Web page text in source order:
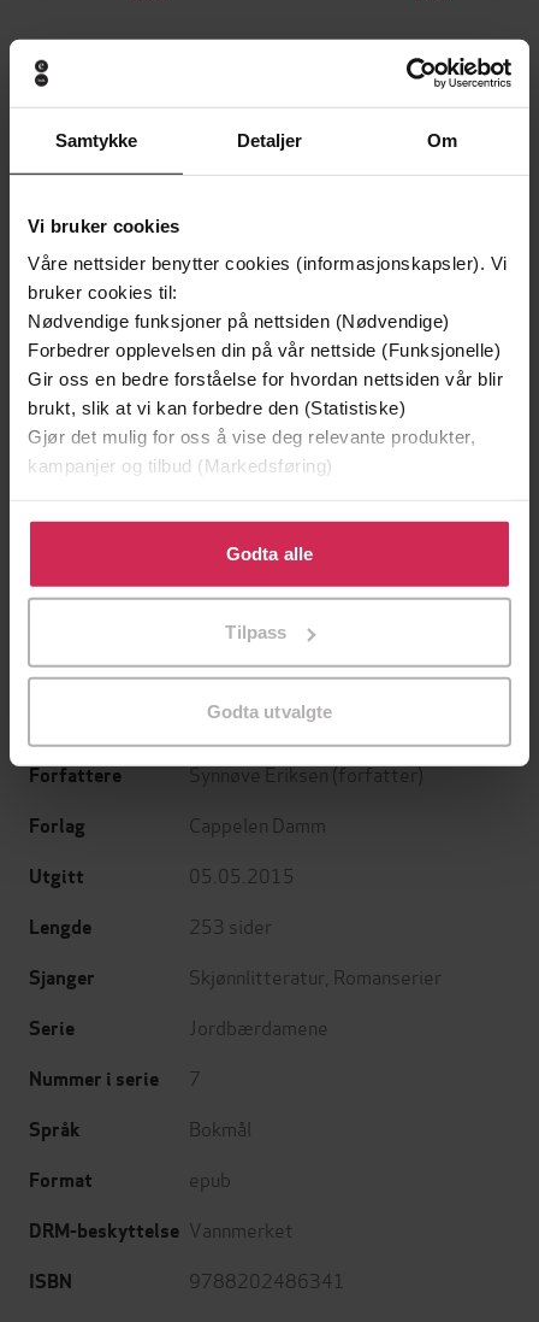
Samtykke Detaljer Om
Vi bruker cookies
Våre nettsider benytter cookies (informasjonskapsler). Vi
bruker cookies til:
Nødvendige funksjoner på nettsiden (Nødvendige)
Forbedrer opplevelsen din på vår nettside (Funksjonelle)
Gir oss en bedre forståelse for hvordan nettsiden vår blir
brukt, slik at vi kan forbedre den (Statistiske)
Gjør det mulig for oss å vise deg relevante produkter,
kampanjer og tilbud (Markedsføring)
Klikk på «Godta alle» for å gi oss ditt samtykke til å
bruke cookies for alle disse formålene. Du kan også
tilpasse ditt samtykke til spesifikke formål ved å klikke
Godta alle
Tilpass
Godta utvalgte
Andre har også kjøpt
Gjenforening
Barmhjertighet
Forfattere Synnøve Eriksen(forfatter)
Forlag Cappelen Damm
Utgitt 05.05.2015
Lengde 253 sider
Sjanger Skjønnlitteratur Romanserier
Serie Jordbærdamene
Nummer i serie 7
Språk Bokmål
Format epub
DRM-beskyttelse Vannmerket
ISBN 9788202486341